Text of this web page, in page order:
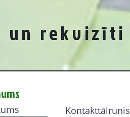
un rekvizīti
Kontakttālrunis